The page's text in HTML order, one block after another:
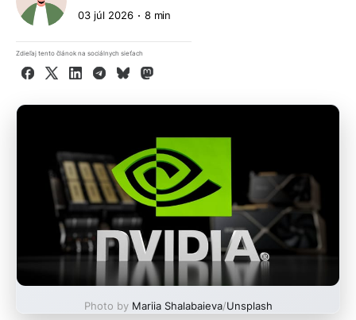
03 júl 2026 8 min
Zdieľaj tento článok na sociálnych sieťach
Facebook
X LinkedInTelegram
BlueskyMastodon
Photo by Mariia Shalabaieva/Unsplash